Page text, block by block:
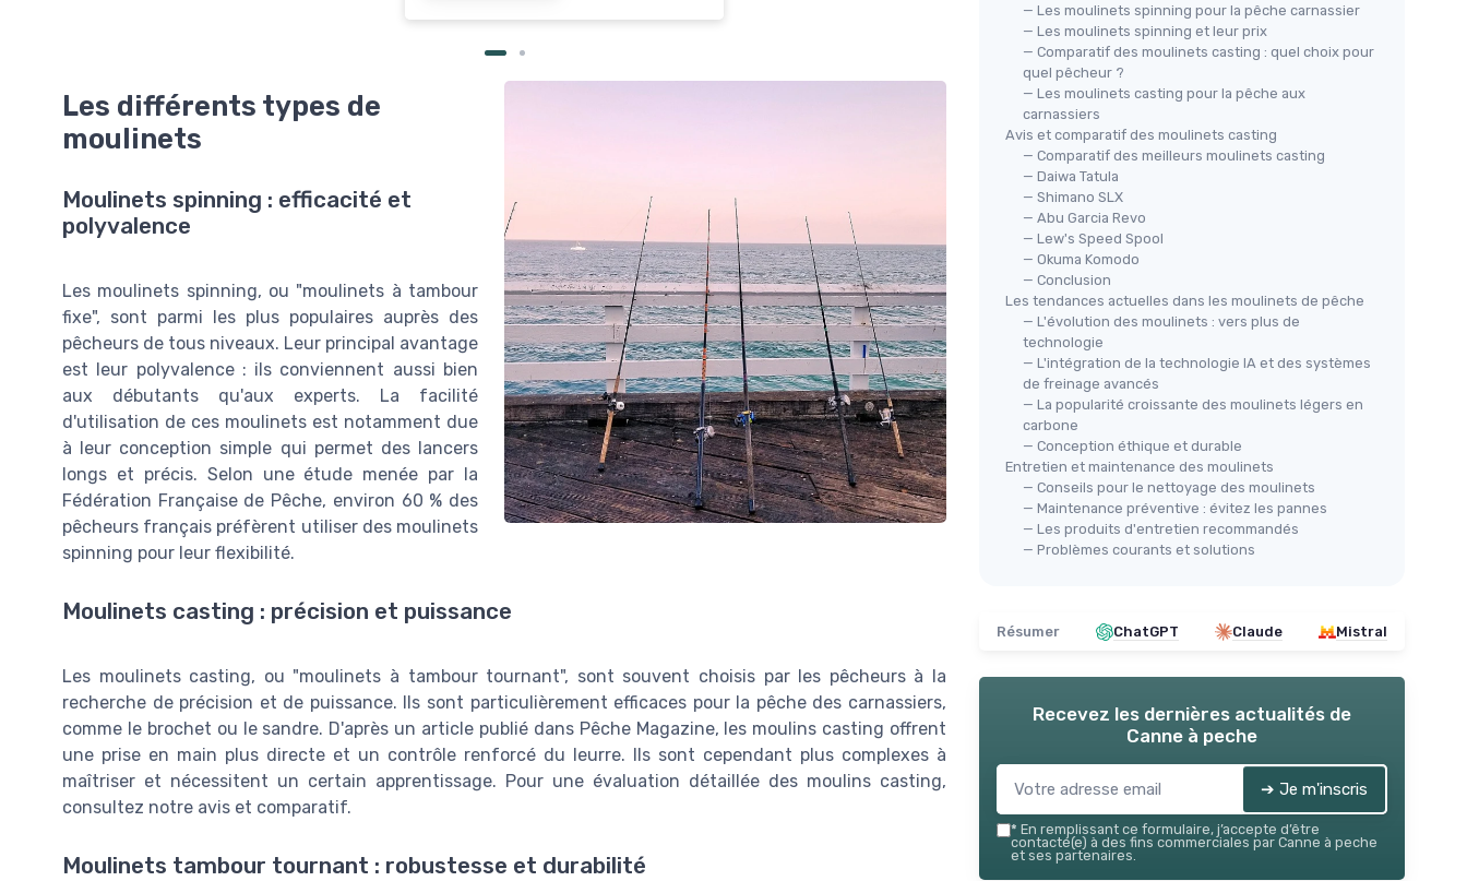
Les différents types de
moulinets
Moulinets spinning : efficacité et
polyvalence
Les moulinets spinning, ou "moulinets à tambour
fixe", sont parmi les plus populaires auprès des
pêcheurs de tous niveaux. Leur principal avantage
est leur polyvalence : ils conviennent aussi bien
aux débutants qu'aux experts. La facilité
d'utilisation de ces moulinets est notamment due
à leur conception simple qui permet des lancers
longs et précis. Selon une étude menée par la
Fédération Française de Pêche, environ 60 % des
pêcheurs français préfèrent utiliser des moulinets
spinning pour leur flexibilité.
Moulinets casting : précision et puissance
Les moulinets casting, ou "moulinets à tambour tournant", sont souvent choisis par les pêcheurs à la
recherche de précision et de puissance. Ils sont particulièrement efficaces pour la pêche des carnassiers,
comme le brochet ou le sandre. D'après un article publié dans Pêche Magazine, les moulins casting offrent
une prise en main plus directe et un contrôle renforcé du leurre. Ils sont cependant plus complexes à
maîtriser et nécessitent un certain apprentissage. Pour une évaluation détaillée des moulins casting,
consultez notre avis et comparatif.
Moulinets tambour tournant : robustesse et durabilité
— Les moulinets spinning pour la pêche carnassier
— Les moulinets spinning et leur prix
— Comparatif des moulinets casting : quel choix pour
quel pêcheur ?
— Les moulinets casting pour la pêche aux
carnassiers
Avis et comparatif des moulinets casting
— Comparatif des meilleurs moulinets casting
— Daiwa Tatula
— Shimano SLX
— Abu Garcia Revo
— Lew's Speed Spool
— Okuma Komodo
— Conclusion
Les tendances actuelles dans les moulinets de pêche
— L'évolution des moulinets : vers plus de
technologie
— L'intégration de la technologie IA et des systèmes
de freinage avancés
— La popularité croissante des moulinets légers en
carbone
— Conception éthique et durable
Entretien et maintenance des moulinets
— Conseils pour le nettoyage des moulinets
— Maintenance préventive : évitez les pannes
— Les produits d'entretien recommandés
— Problèmes courants et solutions
Résumer ChatGPT Claude Mistral
Recevez les dernières actualités de
Canne à peche
➔ Je m'inscris
* En remplissant ce formulaire, j’accepte d’être
contacté(e) à des fins commerciales par Canne à peche
et ses partenaires.